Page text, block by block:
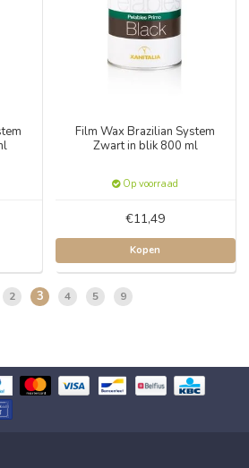
Film Wax Brazilian System
Zwart in blik 800 ml
Op voorraad
€11,49
Kopen
2 3 4 5 9